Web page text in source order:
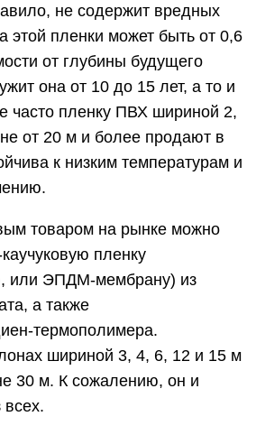
не содержит вредных
этой пленки может быть от 0,6
от глубины будущего
она от 10 до 15 лет, а то и
часто пленку ПВХ шириной 2,
от 20 м и более продают в
к низким температурам и
товаром на рынке можно
пленку
или ЭПДМ-мембрану) из
а также
термополимера.
шириной 3, 4, 6, 12 и 15 м
30 м. К сожалению, он и